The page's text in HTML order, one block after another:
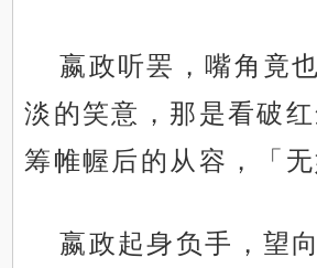
嬴政听罢，嘴角竟
淡的笑意，那是看破
筹帷幄后的从容，「无
嬴政起身负手，望